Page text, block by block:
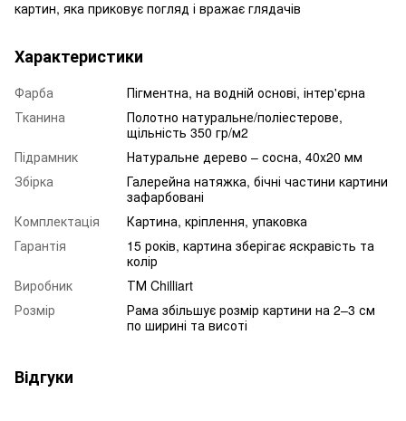
картин, яка приковує погляд і вражає глядачів
Характеристики
Фарба
Пігментна, на водній основі, інтер'єрна
Тканина
Полотно натуральне/поліестерове,
щільність 350 гр/м2
Підрамник
Натуральне дерево – сосна, 40x20 мм
Збірка
Галерейна натяжка, бічні частини картини
зафарбовані
Комплектація
Картина, кріплення, упаковка
Гарантія
15 років, картина зберігає яскравість та
колір
Виробник
ТМ Chilliart
Розмір
Рама збільшує розмір картини на 2–3 см
по ширині та висоті
Відгуки